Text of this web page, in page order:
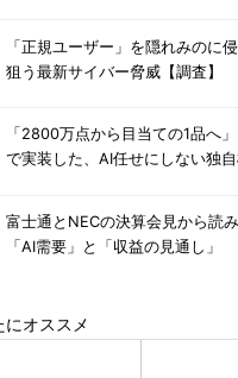
「正規ユーザー」を隠れみの
狙う最新サイバー脅威【調査】
「2800万点から目当ての1品へ
で実装した、AI任せにしない独
富士通とNECの決算会見から読
「AI需要」と「収益の見通し」
オススメ